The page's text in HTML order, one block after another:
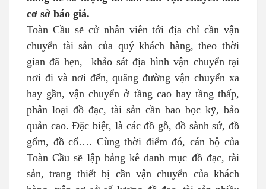
cơ sở báo giá.
Toàn Cầu sẽ cử nhân viên tới địa chỉ cần vận
chuyển tài sản của quý khách hàng, theo thời
gian đã hẹn, khảo sát địa hình vận chuyển tại
nơi đi và nơi đến, quãng đường vận chuyển xa
hay gần, vận chuyển ở tầng cao hay tầng thấp,
phân loại đồ đạc, tài sản cần bao bọc kỹ, bảo
quản cao. Đặc biệt, là các đồ gỗ, đồ sành sứ, đồ
gốm, đồ cổ…. Cùng thời điểm đó, cán bộ của
Toàn Cầu sẽ lập bảng kê danh mục đồ đạc, tài
sản, trang thiết bị cần vận chuyển của khách